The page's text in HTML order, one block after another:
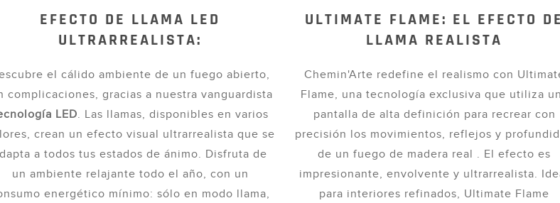
EFECTO DE LLAMA LED
ULTRARREALISTA:
el cálido ambiente de un fuego abierto,
complicaciones, gracias a nuestra vanguardista
LED. Las llamas, disponibles en varios
crean un efecto visual ultrarrealista que se
a todos tus estados de ánimo. Disfruta de
un ambiente relajante todo el año, con un
energético mínimo: sólo en modo llama,
ULTIMATE FLAME: EL EFECTO DE
LLAMA REALISTA
Chemin'Arte redefine el realismo con
Flame, una tecnología exclusiva que utiliza
pantalla de alta definición para recrear con
precisión los movimientos, reflejos y
de un fuego de madera real . El efecto es
impresionante, envolvente y ultrarrealista.
para interiores refinados, Ultimate Flame